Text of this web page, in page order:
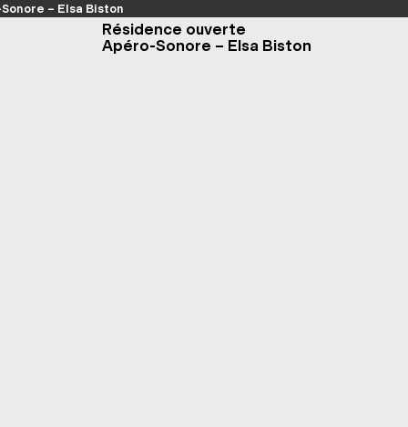
– Elsa Biston
Résidence ouverte
Apéro-Sonore – Elsa Biston